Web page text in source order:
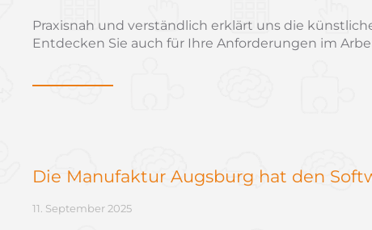
Praxisnah und verständlich erklärt uns die
Entdecken Sie auch für Ihre Anforderungen im
Die Manufaktur Augs­burg hat den
11. September 2025